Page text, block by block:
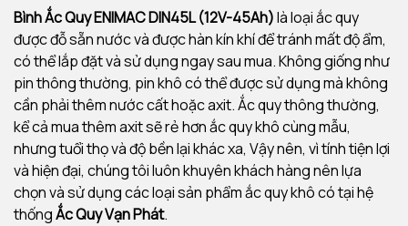
Bình Ắc Quy ENIMAC DIN45L (12V-45Ah)là loại ắc quy
được đỗ sẵn nước và được hàn kín khí để tránh mất độ ẩm,
có thể lắp đặt và sử dụng ngay sau mua. Không giống như
pin thông thường, pin khô có thể được sử dụng mà không
cần phải thêm nước cất hoặc axit. Ắc quy thông thường,
kể cả mua thêm axit sẽ rẻ hơn ắc quy khô cùng mẫu,
nhưng tuổi thọ và độ bền lại khác xa, Vậy nên, vì tính tiện lợi
và hiện đại, chúng tôi luôn khuyên khách hàng nên lựa
chọn và sử dụng các loại sản phẩm ắc quy khô có tại hệ
thốngẮc Quy Vạn Phát.